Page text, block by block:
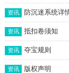
资讯 防沉迷系统详
资讯 抵扣卷须知
资讯 夺宝规则
资讯 版权声明